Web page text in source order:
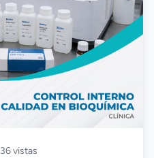
36 vistas